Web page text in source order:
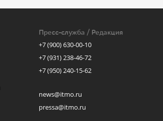
Пресс-служба / Редакция
+7 (900) 630-00-10
+7 (931) 238-46-72
+7 (950) 240-15-62
news@itmo.ru
pressa@itmo.ru